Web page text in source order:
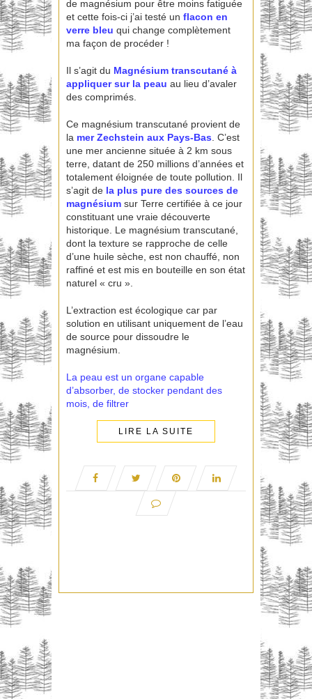
de magnésium pour être moins fatiguée
et cette fois-ci j’ai testé un flacon en
verre bleu qui change complètement
ma façon de procéder !
Il s’agit du Magnésium transcutané à
appliquer sur la peau au lieu d’avaler
des comprimés.
Ce magnésium transcutané provient de
la mer Zechstein aux Pays-Bas . C’est
une mer ancienne située à 2 km sous
terre, datant de 250 millions d’années et
totalement éloignée de toute pollution. Il
s’agit de la plus pure des sources de
magnésium sur Terre certifiée à ce jour
constituant une vraie découverte
historique. Le magnésium transcutané,
dont la texture se rapproche de celle
d’une huile sèche, est non chauffé, non
raffiné et est mis en bouteille en son état
naturel « cru ».
L’extraction est écologique car par
solution en utilisant uniquement de l’eau
de source pour dissoudre le
magnésium.
La peau est un organe capable
d’absorber, de stocker pendant des
mois, de filtrer
LIRE LA SUITE